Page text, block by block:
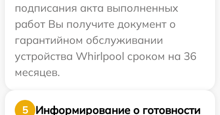
подписания акта выполненных
работ Вы получите документ о
гарантийном обслуживании
устройства Whirlpool сроком на 36
месяцев.
5 Информирование о готовности